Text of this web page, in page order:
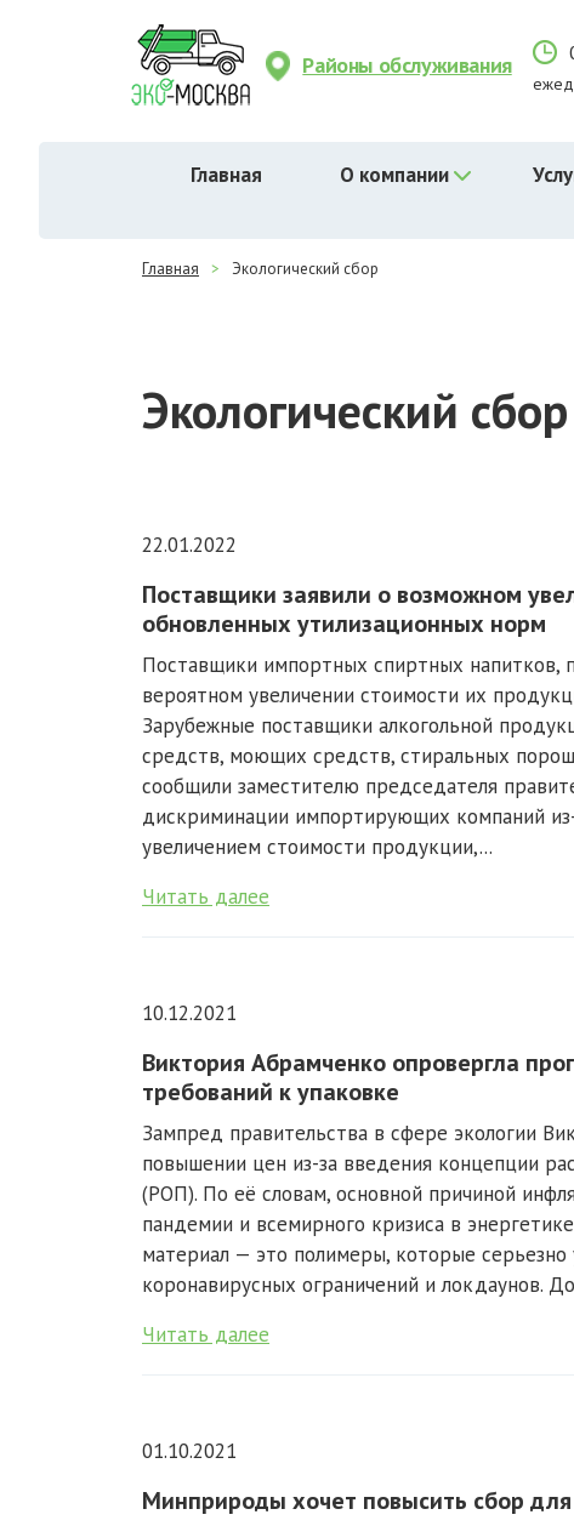
Районы обслуживания
Главная О компании
Главная > Экологический сбор
Экологический сбор
22.01.2022
Поставщики заявили о возможном
обновленных утилизационных норм
Поставщики импортных спиртных
вероятном увеличении стоимости их
Зарубежные поставщики алкогольной
средств, моющих средств, стиральных
сообщили заместителю председателя
дискриминации импортирующих компаний
увеличением стоимости продукции,...
Читать далее
10.12.2021
Виктория Абрамченко опровергла
требований к упаковке
Зампред правительства в сфере экологии
повышении цен из-за введения концепции
(РОП). По её словам, основной причиной
пандемии и всемирного кризиса в
материал — это полимеры, которые серьезно
коронавирусных ограничений и локдаунов.
Читать далее
01.10.2021
Минприроды хочет повысить сбор